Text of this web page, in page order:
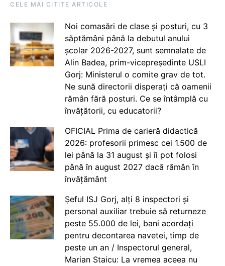
CELE MAI CITITE ARTICOLE
Noi comasări de clase și posturi, cu 3
săptămâni până la debutul anului
școlar 2026-2027, sunt semnalate de
Alin Badea, prim-vicepreședinte USLI
Gorj: Ministerul o comite grav de tot.
Ne sună directorii disperați că oamenii
rămân fără posturi. Ce se întâmplă cu
învățătorii, cu educatorii?
OFICIAL Prima de carieră didactică
2026: profesorii primesc cei 1.500 de
lei până la 31 august și îi pot folosi
până în august 2027 dacă rămân în
învățământ
Șeful ISJ Gorj, alți 8 inspectori și
personal auxiliar trebuie să returneze
peste 55.000 de lei, bani acordați
pentru decontarea navetei, timp de
peste un an / Inspectorul general,
Marian Staicu: La vremea aceea nu